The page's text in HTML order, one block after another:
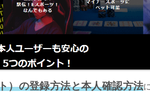
）の登録方法と本人確認方法